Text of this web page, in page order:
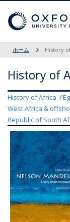
ホーム History
History of
History of Africa
West Africa &
Republic of South